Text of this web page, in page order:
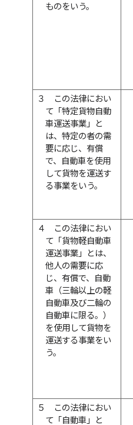
ものをいう。
３
この法律におい
て「特定貨物自動
車運送事業」と
は、特定の者の需
要に応じ、有償
で、自動車を使用
して貨物を運送す
る事業をいう。
４
この法律におい
て「貨物軽自動車
運送事業」とは、
他人の需要に応
じ、有償で、自動
車（三輪以上の軽
自動車及び二輪の
自動車に限る。）
を使用して貨物を
運送する事業をい
う。
５
この法律におい
て「自動車」と